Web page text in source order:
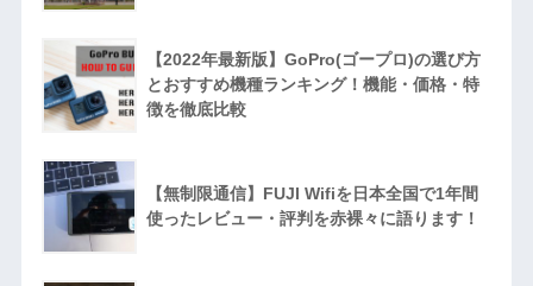
【2022年最新版】GoPro(ゴープロ)の選び方
とおすすめ機種ランキング！機能・価格・特
徴を徹底比較
【無制限通信】FUJI Wifiを日本全国で1年間
使ったレビュー・評判を赤裸々に語ります！